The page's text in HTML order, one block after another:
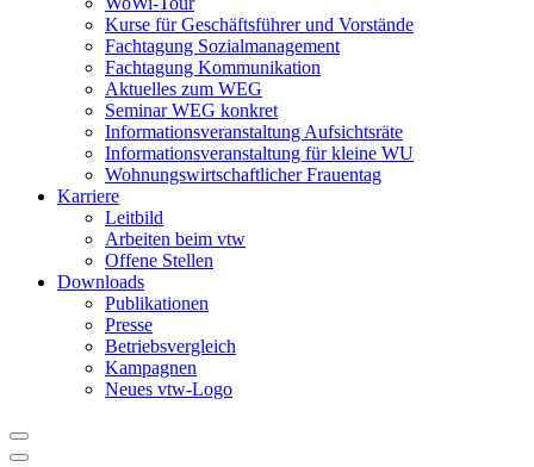
Kurse für Geschäftsführer und Vorstände
Fachtagung Sozialmanagement
Fachtagung Kommunikation
Aktuelles zum WEG
Seminar WEG konkret
Informationsveranstaltung Aufsichtsräte
Informationsveranstaltung für kleine WU
Wohnungswirtschaftlicher Frauentag
Karriere
Leitbild
Arbeiten beim vtw
Offene Stellen
Downloads
Publikationen
Presse
Betriebsvergleich
Kampagnen
Neues vtw-Logo